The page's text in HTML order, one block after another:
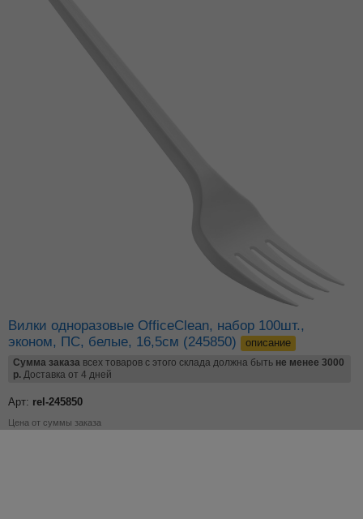
Вилки одноразовые OfficeClean, набор 100шт.,
эконом, ПС, белые, 16,5см (245850)
описание
Сумма заказа всех товаров с этого склада должна быть не менее 3000
р. Доставка от 4 дней
Арт: rel-245850
Цена от суммы заказа